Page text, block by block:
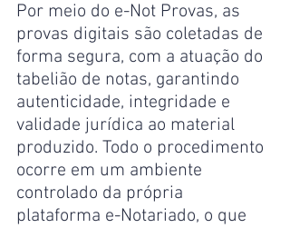
Por meio do e-Not Provas, as
provas digitais são coletadas de
forma segura, com a atuação do
tabelião de notas, garantindo
autenticidade, integridade e
validade jurídica ao material
produzido. Todo o procedimento
ocorre em um ambiente
controlado da própria
plataforma e-Notariado, o que